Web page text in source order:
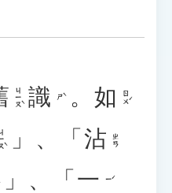
ㄐㄧㄡˋ 識 ㄕˋ 。 如 ㄖㄨˊ
ˋ 」、「 沾 ㄓㄢ
」、「 一 ㄧˊ